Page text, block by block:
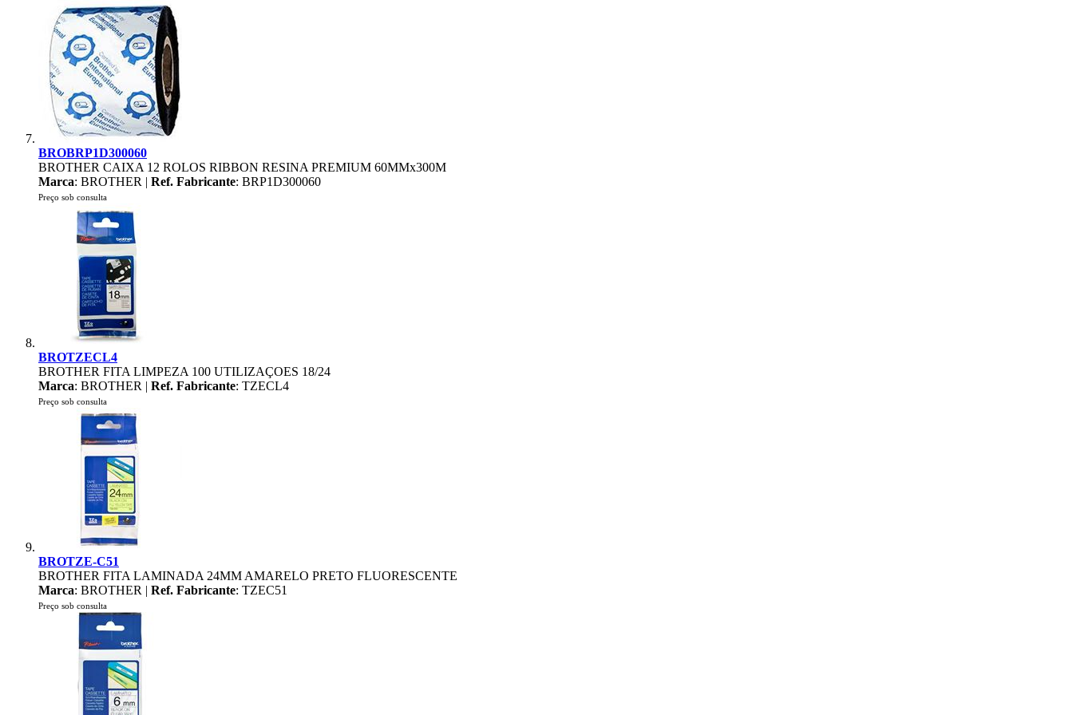
BROBRP1D300060
BROTHER CAIXA 12 ROLOS RIBBON RESINA PREMIUM 60MMx300M
Marca: BROTHER | Ref. Fabricante: BRP1D300060
Preço sob consulta
BROTZECL4
BROTHER FITA LIMPEZA 100 UTILIZAÇOES 18/24
Marca: BROTHER | Ref. Fabricante: TZECL4
Preço sob consulta
BROTZE-C51
BROTHER FITA LAMINADA 24MM AMARELO PRETO FLUORESCENTE
Marca: BROTHER | Ref. Fabricante: TZEC51
Preço sob consulta